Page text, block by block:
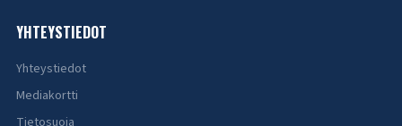
YHTEYSTIEDOT
Yhteystiedot
Mediakortti